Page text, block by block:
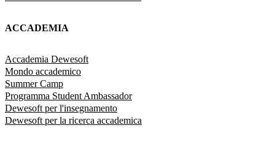
ACCADEMIA
Accademia Dewesoft
Mondo accademico
Summer Camp
Programma Student Ambassador
Dewesoft per l'insegnamento
Dewesoft per la ricerca accademica